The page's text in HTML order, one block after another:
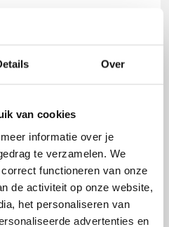
Over
van cookies
informatie over je
te verzamelen. We
functioneren van onze
de activiteit op onze website,
het personaliseren van
advertenties en
maken